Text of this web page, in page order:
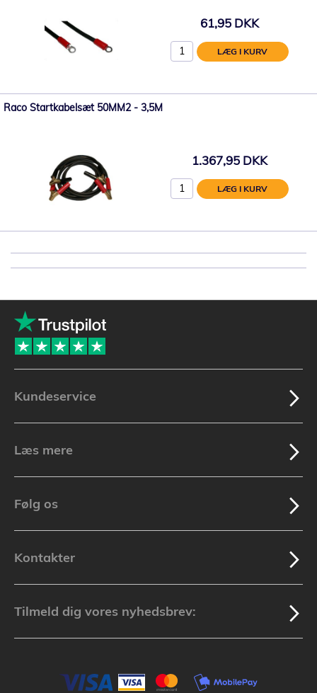
61,95 DKK
LÆG I KURV
Raco Startkabelsæt 50MM2 - 3,5M
1.367,95 DKK
LÆG I KURV
Kundeservice
Læs mere
Følg os
Kontakter
Tilmeld dig vores nyhedsbrev: